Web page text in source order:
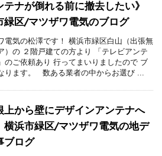
テナが倒れる前に撤去したい》
緑区/マツザワ電気のブログ
電気の松澤です！ 横浜市緑区白山（出張無
）の ２階戸建ての方より 「テレビアンテ
のご依頼あり 行ってまいりましたので ブ
ります。 数ある業者の中からお選び ...
上から壁にデザインアンテナへ
横浜市緑区/マツザワ電気の地デ
ブログ